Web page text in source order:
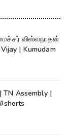
விஸ்வநாதன்
| Kumudam
TN Assembly |